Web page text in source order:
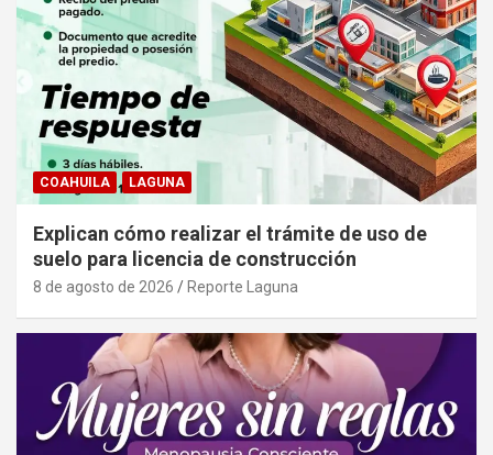
COAHUILA LAGUNA
Explican cómo realizar el trámite de uso de
suelo para licencia de construcción
8 de agosto de 2026 Reporte Laguna